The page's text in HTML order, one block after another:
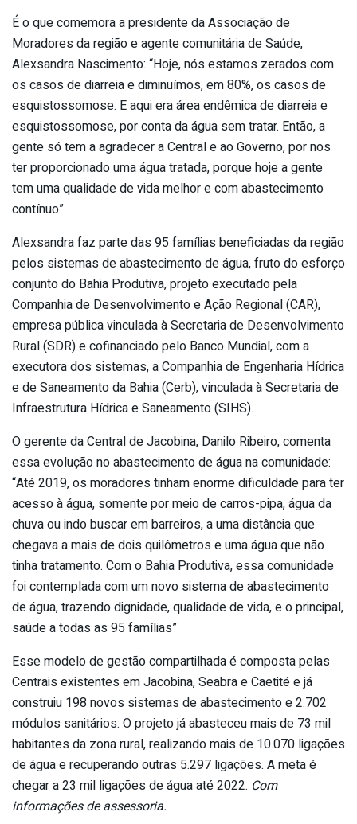
É o que comemora a presidente da Associação de
Moradores da região e agente comunitária de Saúde,
Alexsandra Nascimento: “Hoje, nós estamos zerados com
os casos de diarreia e diminuímos, em 80%, os casos de
esquistossomose. E aqui era área endêmica de diarreia e
esquistossomose, por conta da água sem tratar. Então, a
gente só tem a agradecer a Central e ao Governo, por nos
ter proporcionado uma água tratada, porque hoje a gente
tem uma qualidade de vida melhor e com abastecimento
contínuo”.
Alexsandra faz parte das 95 famílias beneficiadas da região
pelos sistemas de abastecimento de água, fruto do esforço
conjunto do Bahia Produtiva, projeto executado pela
Companhia de Desenvolvimento e Ação Regional (CAR),
empresa pública vinculada à Secretaria de Desenvolvimento
Rural (SDR) e cofinanciado pelo Banco Mundial, com a
executora dos sistemas, a Companhia de Engenharia Hídrica
e de Saneamento da Bahia (Cerb), vinculada à Secretaria de
Infraestrutura Hídrica e Saneamento (SIHS).
O gerente da Central de Jacobina, Danilo Ribeiro, comenta
essa evolução no abastecimento de água na comunidade:
“Até 2019, os moradores tinham enorme dificuldade para ter
acesso à água, somente por meio de carros-pipa, água da
chuva ou indo buscar em barreiros, a uma distância que
chegava a mais de dois quilômetros e uma água que não
tinha tratamento. Com o Bahia Produtiva, essa comunidade
foi contemplada com um novo sistema de abastecimento
de água, trazendo dignidade, qualidade de vida, e o principal,
saúde a todas as 95 famílias”
Esse modelo de gestão compartilhada é composta pelas
Centrais existentes em Jacobina, Seabra e Caetité e já
construiu 198 novos sistemas de abastecimento e 2.702
módulos sanitários. O projeto já abasteceu mais de 73 mil
habitantes da zona rural, realizando mais de 10.070 ligações
de água e recuperando outras 5.297 ligações. A meta é
chegar a 23 mil ligações de água até 2022. Com
informações de assessoria.